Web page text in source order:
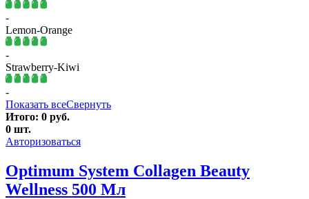
-
Lemon-Orange
-
Strawberry-Kiwi
-
Показать всеСвернуть
Итого: 0 руб.
0 шт.
Авторизоваться
Optimum System Collagen Beauty
Wellness 500 Мл